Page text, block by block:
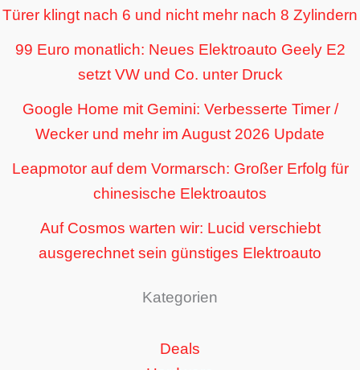
Türer klingt nach 6 und nicht mehr nach 8 Zylindern
99 Euro monatlich: Neues Elektroauto Geely E2
setzt VW und Co. unter Druck
Google Home mit Gemini: Verbesserte Timer /
Wecker und mehr im August 2026 Update
Leapmotor auf dem Vormarsch: Großer Erfolg für
chinesische Elektroautos
Auf Cosmos warten wir: Lucid verschiebt
ausgerechnet sein günstiges Elektroauto
Kategorien
Deals